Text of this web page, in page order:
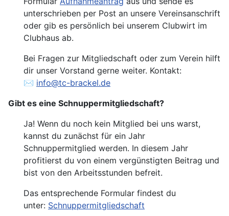
unterschrieben per Post an unsere Vereinsanschrift
oder gib es persönlich bei unserem Clubwirt im
Clubhaus ab.
Bei Fragen zur Mitgliedschaft oder zum Verein hilft
dir unser Vorstand gerne weiter. Kontakt:
✉️ info@tc-brackel.de
Gibt es eine Schnuppermitgliedschaft?
Ja! Wenn du noch kein Mitglied bei uns warst,
kannst du zunächst für ein Jahr
Schnuppermitglied werden. In diesem Jahr
profitierst du von einem vergünstigten Beitrag und
bist von den Arbeitsstunden befreit.
Das entsprechende Formular findest du
unter: Schnuppermitgliedschaft